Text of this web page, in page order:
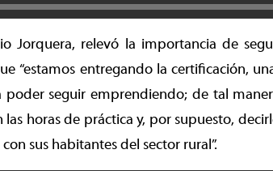
Jorquera, relevó la importancia de
“estamos entregando la certificación,
poder seguir emprendiendo; de tal
horas de práctica y, por supuesto,
sus habitantes del sector rural”.